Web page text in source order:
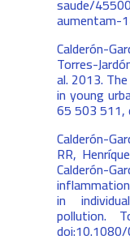
aumentam-
Calderón-
Torres-
al. 2013.
in young
65 503 511,
Calderón-
RR,
Calderón-
in
pollution.